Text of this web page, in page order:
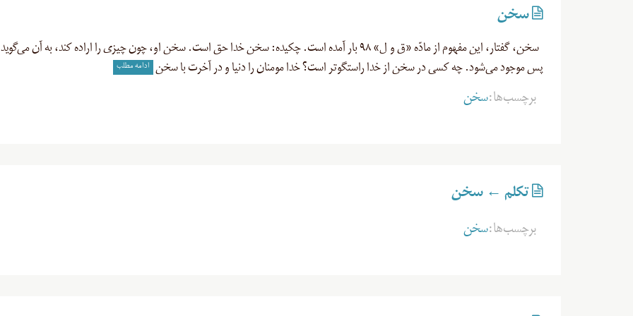
سخن
سخن، گفتار، این مفهوم از مادّه «ق و ل» ۹۸ بار آمده است. چکیده: سخن خدا حق است. سخن او، چون چیزی را اراده کند، به آن
پس موجود می‌شود. چه کسی در سخن از خدا راستگوتر است؟ خدا مومنان را دنیا و در آخرت با سخن
ادامه مطلب
برچسب‌ها:سخن
تکلم ← سخن
برچسب‌ها:سخن